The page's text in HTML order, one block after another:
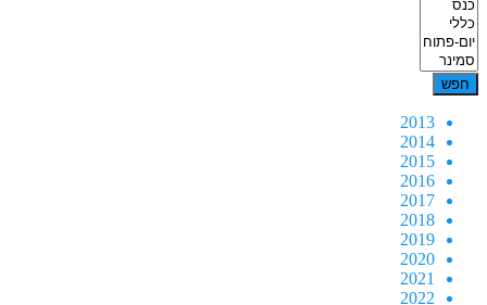
2013
2014
2015
2016
2017
2018
2019
2020
2021
2022